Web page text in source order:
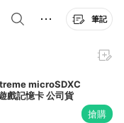
筆記
microSDXC
戲記憶卡 公司貨
搶購